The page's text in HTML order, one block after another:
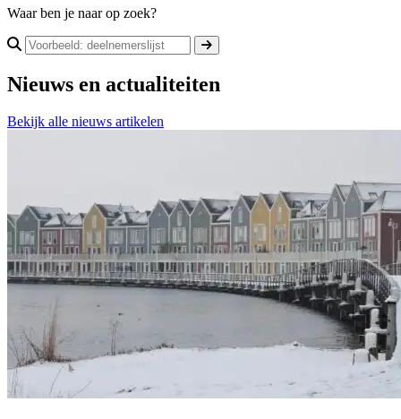
Waar ben je naar op zoek?
Nieuws en actualiteiten
Bekijk alle nieuws artikelen